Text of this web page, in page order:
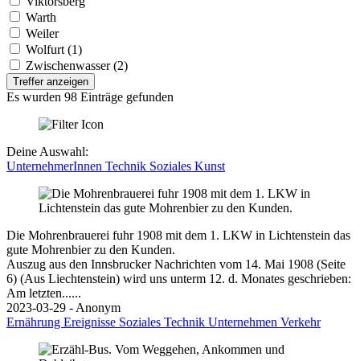
Warth
Weiler
Wolfurt (1)
Zwischenwasser (2)
Treffer anzeigen
Es wurden 98 Einträge gefunden
Deine Auswahl:
UnternehmerInnen Technik Soziales Kunst
Die Mohrenbrauerei fuhr 1908 mit dem 1. LKW in Lichtenstein das
gute Mohrenbier zu den Kunden.
Auszug aus den Innsbrucker Nachrichten vom 14. Mai 1908 (Seite
6) (Aus Liechtenstein) wird uns unterm 12. d. Monates geschrieben:
Am letzten......
2023-03-29 - Anonym
Ernährung Ereignisse Soziales Technik Unternehmen Verkehr